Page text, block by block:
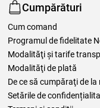
Cumpărături
Cum comand
Programul de fidelitate
Modalităţi şi tarife
Modalităţi de plată
De ce să cumpăraţi de la
Setările de